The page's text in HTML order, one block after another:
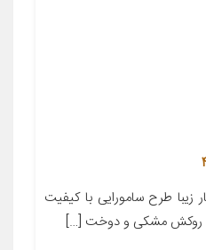
طرح سامورایی با کیفیت
با روکش مشکی و دوخت […]